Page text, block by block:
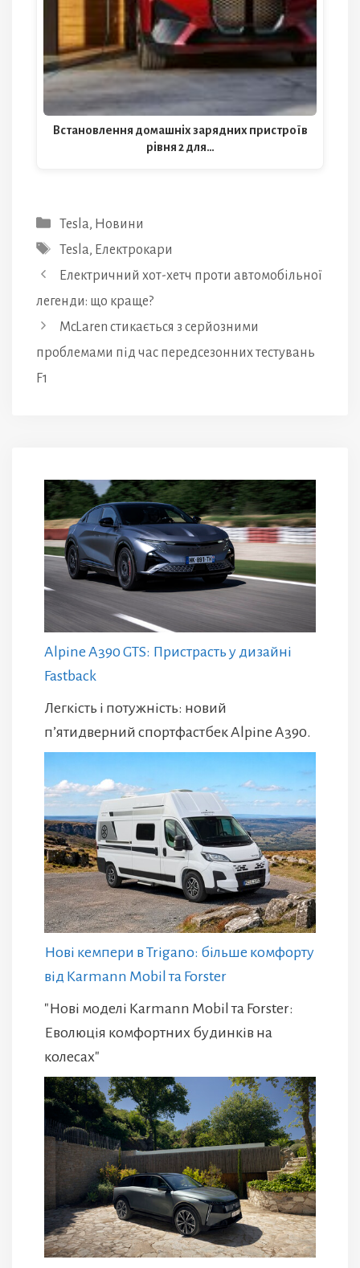
Встановлення домашніх зарядних пристроїв
рівня 2 для…
Категорії
Tesla, Новини
Позначки
Tesla, Електрокари
Електричний хот-хетч проти автомобільної
легенди: що краще?
McLaren стикається з серйозними
проблемами під час передсезонних тестувань
F1
Alpine A390 GTS: Пристрасть у дизайні
Fastback
Легкість і потужність: новий
п’ятидверний спортфастбек Alpine A390.
Нові кемпери в Trigano: більше комфорту
від Karmann Mobil та Forster
"Нові моделі Karmann Mobil та Forster:
Еволюція комфортних будинків на
колесах"